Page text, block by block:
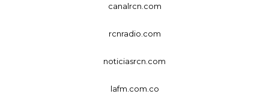
canalrcn.com
rcnradio.com
noticiasrcn.com
lafm.com.co